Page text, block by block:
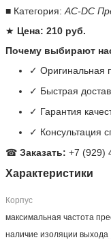
■ Категория:AC-DC
★ Цена: 210 руб.
Почему выбирают
✓ Оригинальная
✓ Быстрая
✓ Гарантия
✓ Консультация
☎Заказать: +7 (929)
Характеристики
Корпус
максимальная частота
наличие изоляции выхода